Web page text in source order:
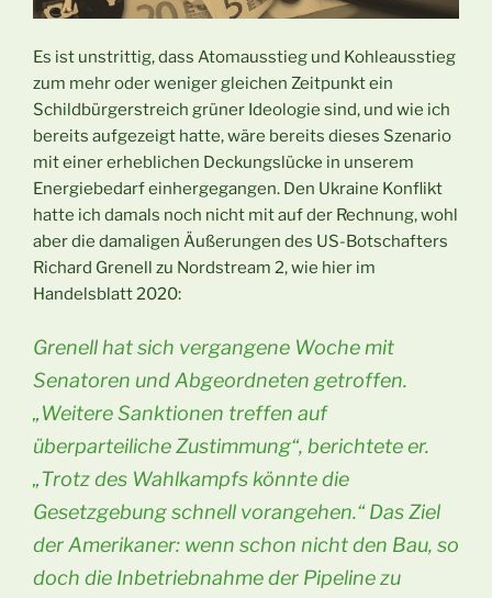
Es ist unstrittig, dass Atomausstieg und Kohleausstieg
zum mehr oder weniger gleichen Zeitpunkt ein
Schildbürgerstreich grüner Ideologie sind, und wie ich
bereits aufgezeigt hatte, wäre bereits dieses Szenario
mit einer erheblichen Deckungslücke in unserem
Energiebedarf einhergegangen. Den Ukraine Konflikt
hatte ich damals noch nicht mit auf der Rechnung, wohl
aber die damaligen Äußerungen des US-Botschafters
Richard Grenell zu Nordstream 2, wie hier im
Handelsblatt 2020:
Grenell hat sich vergangene Woche mit
Senatoren und Abgeordneten getroffen.
„Weitere Sanktionen treffen auf
überparteiliche Zustimmung“, berichtete er.
„Trotz des Wahlkampfs könnte die
Gesetzgebung schnell vorangehen.“ Das Ziel
der Amerikaner: wenn schon nicht den Bau, so
doch die Inbetriebnahme der Pipeline zu